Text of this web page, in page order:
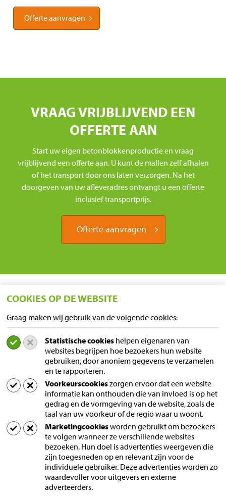
COOKIES OP DE WEBSITE
Graag maken wij gebruik van de volgende cookies:
Statistische cookies helpen eigenaren van
websites begrijpen hoe bezoekers hun website
gebruiken, door anoniem gegevens te verzamelen
en te rapporteren.
Voorkeurscookieszorgen ervoor dat een website
informatie kan onthouden die van invloed is op het
gedrag en de vormgeving van de website, zoals de
taal van uw voorkeur of de regio waar u woont.
Marketingcookiesworden gebruikt om bezoekers
te volgen wanneer ze verschillende websites
bezoeken. Hun doel is advertenties weergeven die
zijn toegesneden op en relevant zijn voor de
individuele gebruiker. Deze advertenties worden zo
waardevoller voor uitgevers en externe
adverteerders.
Offerte aanvragen
VRAAG VRIJBLIJVEND EEN
OFFERTE AAN
Start uw eigen betonblokkenproductie en vraag
vrijblijvend een offerte aan. U kunt de mallen zelf afhalen
of het transport door ons laten verzorgen. Na het
doorgeven van uw afleveradres ontvangt u een offerte
inclusief transportprijs.
Offerte aanvragen
LOCATIES
Sampers Logistics BV P/A Euroblock
A. van Leeuwenhoekstraat 9
5916 PD Venlo
Nederland
Postadres
Postbus 60
5690 AB Son
Nederland
Neem contact met ons op